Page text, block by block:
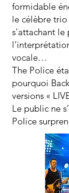
formidable
le célèbre
s’attachant
vocale…
The Police
pourquoi
versions «
Le public ne
Police